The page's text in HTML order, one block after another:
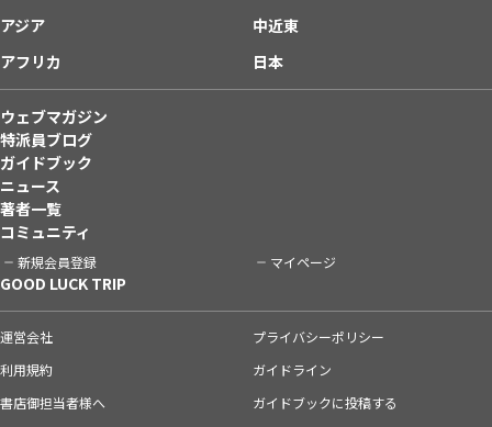
アジア
中近東
アフリカ
日本
ウェブマガジン
特派員ブログ
ガイドブック
ニュース
著者一覧
コミュニティ
新規会員登録 マイページ
GOOD LUCK TRIP
運営会社
プライバシーポリシー
利用規約
ガイドライン
書店御担当者様へ
ガイドブックに投稿する